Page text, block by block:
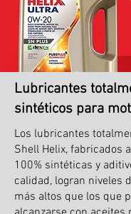
Lubricantes
sintéticos para
Los lubricantes
Shell Helix, fabricados
100% sintéticas y
calidad, logran niveles
más altos que los que